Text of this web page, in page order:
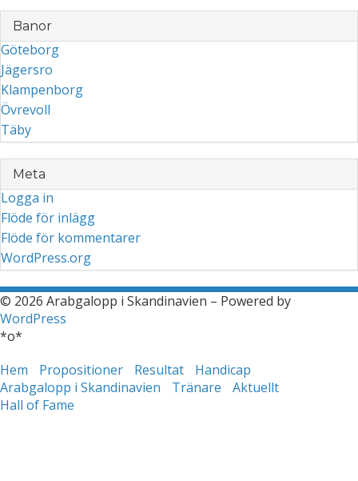
Banor
Göteborg
Jägersro
Klampenborg
Övrevoll
Täby
Meta
Logga in
Flöde för inlägg
Flöde för kommentarer
WordPress.org
© 2026 Arabgalopp i Skandinavien – Powered by
WordPress
*o*
Hem
Propositioner Resultat
Handicap
Arabgalopp i Skandinavien
Tränare
Aktuellt
Hall of Fame